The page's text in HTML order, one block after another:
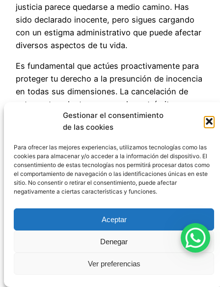
Gestionar el consentimiento
de las cookies
Para ofrecer las mejores experiencias, utilizamos tecnologías como las
cookies para almacenar y/o acceder a la información del dispositivo. El
consentimiento de estas tecnologías nos permitirá procesar datos como
el comportamiento de navegación o las identificaciones únicas en este
sitio. No consentir o retirar el consentimiento, puede afectar
negativamente a ciertas características y funciones.
Aceptar
Denegar
Ver preferencias
justicia parece quedarse a medio camino. Has
sido declarado inocente, pero sigues cargando
con un estigma administrativo que puede afectar
diversos aspectos de tu vida.
Es fundamental que actúes proactivamente para
proteger tu derecho a la presunción de inocencia
en todas sus dimensiones. La cancelación de
estos antecedentes no es solo un trámite
burocrático, sino un paso esencial para cerrar
completamente un capítulo difícil y evitar que una
investigación que no culminó en condena siga
proyectando su sombra sobre tu futuro.
En CódigoPenalEspaña entendemos la
frustración y preocupación que esta situación
disposición nuestra experiencia y conocimientos
para ayudarte a eliminar definitivamente estos
registros y garantizar que tu absolución se
traduzca en una verdadera libertad de cargas
administrativas. No dudes en contactarnos para